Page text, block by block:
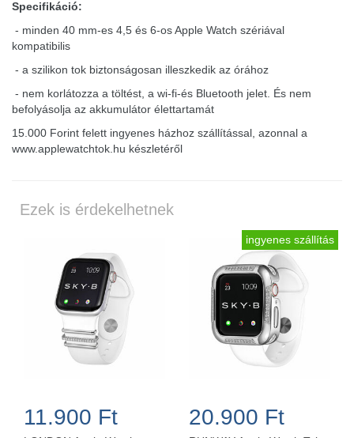
Specifikáció:
- minden 40 mm-es 4,5 és 6-os Apple Watch szériával
kompatibilis
- a szilikon tok biztonságosan illeszkedik az órához
- nem korlátozza a töltést, a wi-fi-és Bluetooth jelet. És nem
befolyásolja az akkumulátor élettartamát
15.000 Forint felett ingyenes házhoz szállítással, azonnal a
www.applewatchtok.hu készletéről
Ezek is érdekelhetnek
11.900 Ft
ingyenes szállítás
20.900 Ft